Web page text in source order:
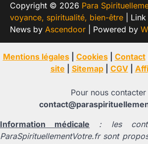
Copyright © 2026 Para
voyance, spiritualité, bien-être | Link
News by Ascendoor | Powered by
Mentions légales| Cookies| Contact|
site
Sitemap| CGV|
Pour nous contacter
Information médicale : les
ParaSpirituellementVotre.fr sont